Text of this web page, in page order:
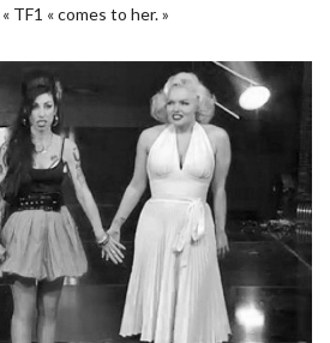
« TF1 « comes to her. »